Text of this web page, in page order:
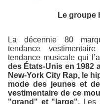
Le groupe
La décennie 80
tendance
tendance musicale qui
des États-Unis en 1982
New-York City Rap, le
mode des jeunes et
vestimentaire de ce
"grand" et "large". Les